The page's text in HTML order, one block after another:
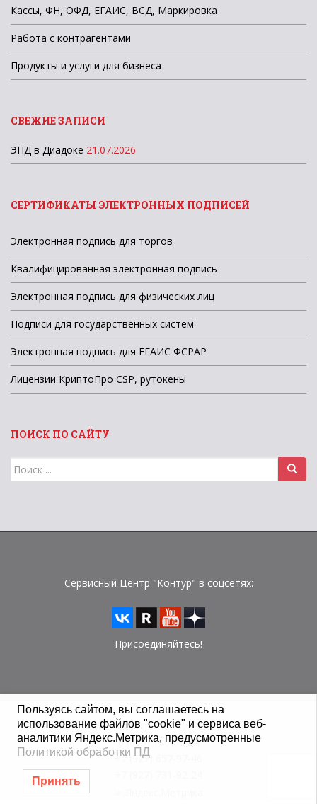
Кассы, ФН, ОФД, ЕГАИС, ВСД, Маркировка
Работа с контрагентами
Продукты и услуги для бизнеса
СВЕЖИЕ ЗАПИСИ
ЭПД в Диадоке 21.07.2026
СЕРТИФИКАТЫ ЭЛЕКТРОННЫХ ПОДПИСЕЙ
Электронная подпись для торгов
Квалифицированная электронная подпись
Электронная подпись для физических лиц
Подписи для государственных систем
Электронная подпись для ЕГАИС ФСРАР
Лицензии КриптоПро CSP, рутокены
ПОИСК ПО САЙТУ
Поиск
для:
Сервисный Центр "Контур" в соцсетях:
Присоединяйтесь!
© Сервисный Центр "Контур" 2015 - 2026 г.
8 (800) 100-08-24
+7 (927) 657-97-46
Пользуясь сайтом, вы соглашаетесь на
использование файлов "cookie" и сервиса веб-
аналитики Яндекс.Метрика, предусмотренные
Политикой обработки ПД
Принять